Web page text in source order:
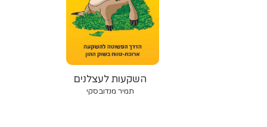
השקעות לעצלנים
תמיר מנדובסקי